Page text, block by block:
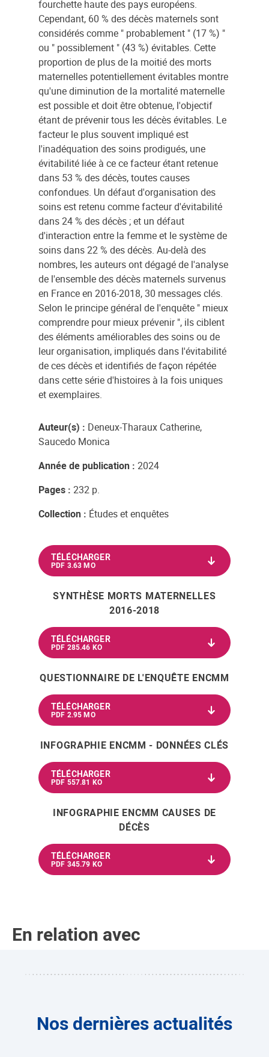
fourchette haute des pays européens.
Cependant, 60 % des décès maternels sont
considérés comme " probablement " (17 %) "
ou " possiblement " (43 %) évitables. Cette
proportion de plus de la moitié des morts
maternelles potentiellement évitables montre
qu'une diminution de la mortalité maternelle
est possible et doit être obtenue, l'objectif
étant de prévenir tous les décès évitables. Le
facteur le plus souvent impliqué est
l'inadéquation des soins prodigués, une
évitabilité liée à ce ce facteur étant retenue
dans 53 % des décès, toutes causes
confondues. Un défaut d'organisation des
soins est retenu comme facteur d'évitabilité
dans 24 % des décès ; et un défaut
d'interaction entre la femme et le système de
soins dans 22 % des décès. Au-delà des
nombres, les auteurs ont dégagé de l'analyse
de l'ensemble des décès maternels survenus
en France en 2016-2018, 30 messages clés.
Selon le principe général de l'enquête " mieux
comprendre pour mieux prévenir ", ils ciblent
des éléments améliorables des soins ou de
leur organisation, impliqués dans l'évitabilité
de ces décès et identifiés de façon répétée
dans cette série d'histoires à la fois uniques
et exemplaires.
Auteur(s) : Deneux-Tharaux Catherine,
Saucedo Monica
Année de publication : 2024
Pages : 232 p.
Collection : Études et enquêtes
TÉLÉCHARGER
PDF 3.63 MO
SYNTHÈSE MORTS MATERNELLES
2016-2018
TÉLÉCHARGER
PDF 285.46 KO
QUESTIONNAIRE DE L'ENQUÊTE ENCMM
TÉLÉCHARGER
PDF 2.95 MO
INFOGRAPHIE ENCMM - DONNÉES CLÉS
TÉLÉCHARGER
PDF 557.81 KO
INFOGRAPHIE ENCMM CAUSES DE
DÉCÈS
TÉLÉCHARGER
PDF 345.79 KO
En relation avec
Nos dernières actualités